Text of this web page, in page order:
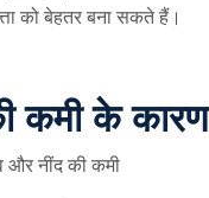
को बेहतर बना सकते हैं।
कमी के कारण
और नींद की कमी